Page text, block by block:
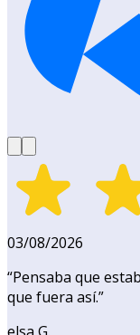
03/08/2026
“Pensaba que
que fuera así.”